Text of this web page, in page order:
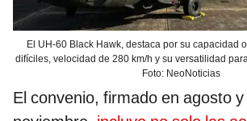
El UH-60 Black Hawk, destaca por su capacidad
difíciles, velocidad de 280 km/h y su versatilidad
Foto: NeoNoticias
El convenio, firmado en agosto